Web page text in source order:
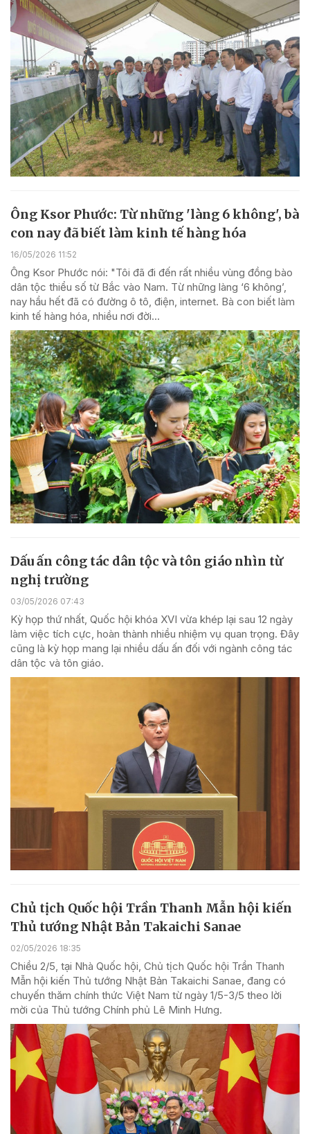
Ông Ksor Phước: Từ những 'làng 6 không', bà
con nay đã biết làm kinh tế hàng hóa
16/05/2026 11:52
Ông Ksor Phước nói: "Tôi đã đi đến rất nhiều vùng đồng bào
dân tộc thiểu số từ Bắc vào Nam. Từ những làng ‘6 không’,
nay hầu hết đã có đường ô tô, điện, internet. Bà con biết làm
kinh tế hàng hóa, nhiều nơi đời...
Dấu ấn công tác dân tộc và tôn giáo nhìn từ
nghị trường
03/05/2026 07:43
Kỳ họp thứ nhất, Quốc hội khóa XVI vừa khép lại sau 12 ngày
làm việc tích cực, hoàn thành nhiều nhiệm vụ quan trọng. Đây
cũng là kỳ họp mang lại nhiều dấu ấn đối với ngành công tác
dân tộc và tôn giáo.
Chủ tịch Quốc hội Trần Thanh Mẫn hội kiến
Thủ tướng Nhật Bản Takaichi Sanae
02/05/2026 18:35
Chiều 2/5, tại Nhà Quốc hội, Chủ tịch Quốc hội Trần Thanh
Mẫn hội kiến Thủ tướng Nhật Bản Takaichi Sanae, đang có
chuyến thăm chính thức Việt Nam từ ngày 1/5-3/5 theo lời
mời của Thủ tướng Chính phủ Lê Minh Hưng.